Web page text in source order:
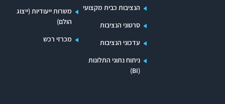
הנציבות כבית מקצועי
סרטוני הנציבות
עדכוני הנציבות
ניתוח נתוני התלונות
(BI)
משרות ייעודיות (ייצוג
הולם)
מכרזי רכש